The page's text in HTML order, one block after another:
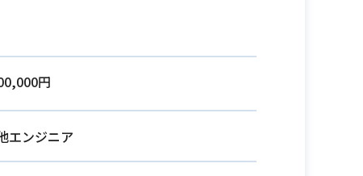
円
エンジニア